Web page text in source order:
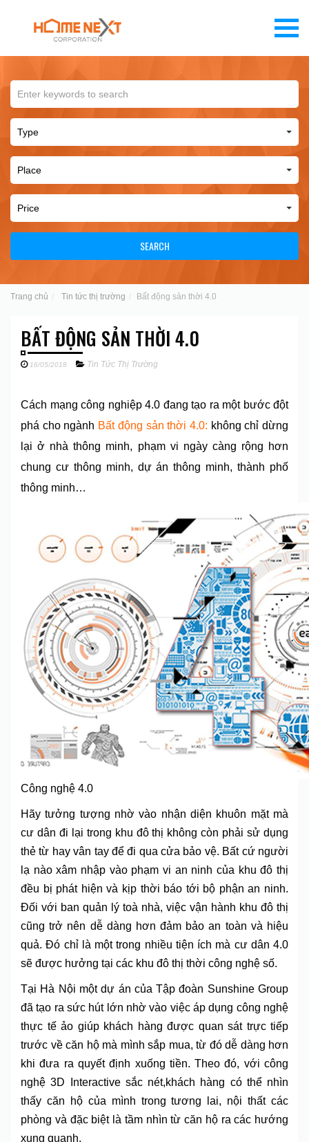
SEARCH
Trang chủ Tin tức thị trường Bất động sản thời 4.0
BẤT ĐỘNG SẢN THỜI 4.0
16/05/2018 Tin Tức Thị Trường
Cách mạng công nghiệp 4.0 đang tạo ra một bước đột
phá cho ngành Bất động sản thời 4.0: không chỉ dừng
lại ở nhà thông minh, phạm vi ngày càng rộng hơn
chung cư thông minh, dự án thông minh, thành phố
thông minh…
Công nghệ 4.0
Hãy tưởng tượng nhờ vào nhận diện khuôn mặt mà
cư dân đi lại trong khu đô thị không còn phải sử dụng
thẻ từ hay vân tay để đi qua cửa bảo vệ. Bất cứ người
lạ nào xâm nhập vào phạm vi an ninh của khu đô thị
đều bị phát hiện và kịp thời báo tới bộ phận an ninh.
Đối với ban quản lý toà nhà, việc vận hành khu đô thị
cũng trở nên dễ dàng hơn đảm bảo an toàn và hiệu
quả. Đó chỉ là một trong nhiều tiện ích mà cư dân 4.0
sẽ được hưởng tại các khu đô thị thời công nghệ số.
Tại Hà Nội một dự án của Tập đoàn Sunshine Group
đã tạo ra sức hút lớn nhờ vào việc áp dụng công nghệ
thực tế ảo giúp khách hàng được quan sát trực tiếp
trước về căn hộ mà mình sắp mua, từ đó dễ dàng hơn
khi đưa ra quyết định xuống tiền. Theo đó, với công
nghệ 3D Interactive sắc nét,khách hàng có thể nhìn
thấy căn hộ của mình trong tương lai, nội thất các
phòng và đặc biệt là tầm nhìn từ căn hộ ra các hướng
xung quanh.